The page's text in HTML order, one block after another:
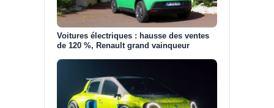
Voitures électriques : hausse des ventes
de 120 %, Renault grand vainqueur